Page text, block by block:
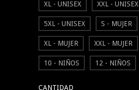
XL - UNISEX XXL - UNISEX
5XL - UNISEX S - MUJER
XL - MUJER XXL - MUJER
10 - NIÑOS 12 - NIÑOS
CANTIDAD